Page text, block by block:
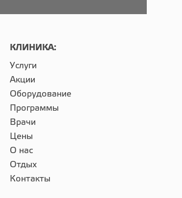
КЛИНИКА:
Услуги
Акции
Оборудование
Программы
Врачи
Цены
О нас
Отдых
Контакты